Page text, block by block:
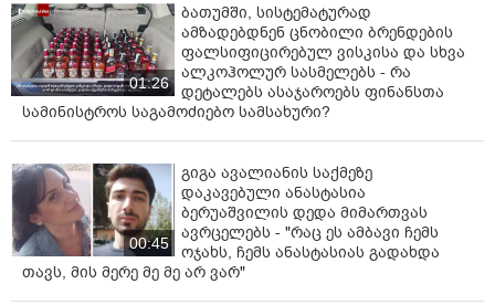
და ჭუჭყი უნდათ შეახოცონ ფეხბურთელებს და
სპორტსმენებს, არავის არაფერი არ გამოუვა. ესენი
არიან კოლექტიური მაქარაშვილები. რაც
მაქარაშვილმა გუშინ იკადრა, ამაზე მას პასუხი
მოეთხოვება აუცილებლად“, - განაცხადა კალაძემ.
ვიდეო: "ტვ პირველი"
01:26
ბათუმში, სისტემატურად
ამზადებდნენ ცნობილი ბრენდების
ფალსიფიცირებულ ვისკისა და სხვა
ალკოჰოლურ სასმელებს - რა
დეტალებს ასაჯაროებს ფინანსთა
სამინისტროს საგამოძიებო სამსახური?
00:45
გიგა ავალიანის საქმეზე
დაკავებული ანასტასია
ბერუაშვილის დედა მიმართვას
ავრცელებს - "რაც ეს ამბავი ჩემს
ოჯახს, ჩემს ანასტასიას გადახდა
თავს, მის მერე მე მე არ ვარ"